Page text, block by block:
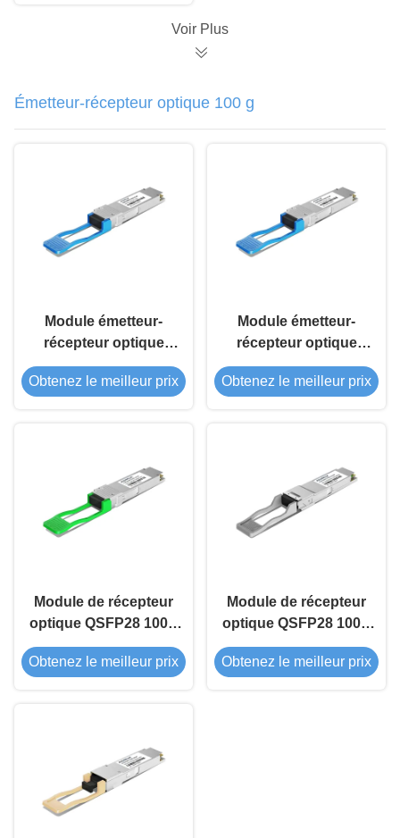
Voir Plus
Émetteur-récepteur optique 100 g
Module émetteur-
récepteur optique
QSFP28 100G&112G
LR4 10Km
Obtenez le meilleur prix
Module émetteur-
récepteur optique
QSFP28 100G LR4
20Km
Obtenez le meilleur prix
Module de récepteur
optique QSFP28 100G
CWDM4 2 km
Obtenez le meilleur prix
Module de récepteur
optique QSFP28 100G
850nm 100m SWDM4
Obtenez le meilleur prix